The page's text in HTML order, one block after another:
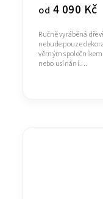
od 4 090 Kč
Ručně vyráběná
nebude pouze
věrným
nebo usínání....